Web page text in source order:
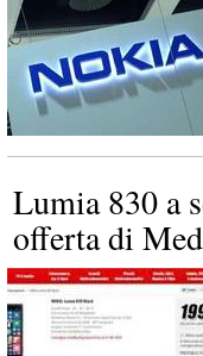
Lumia 830 a
offerta di